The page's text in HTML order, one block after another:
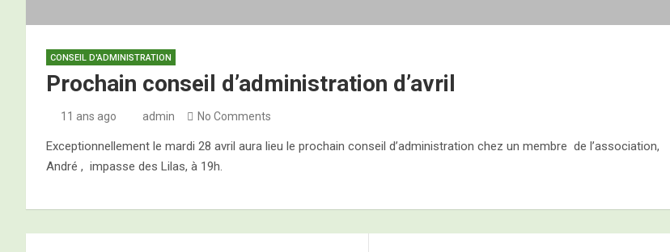
CONSEIL D'ADMINISTRATION
Prochain conseil d’administration d’avril
11 ans ago admin No Comments
Exceptionnellement le mardi 28 avril aura lieu le prochain conseil d’administration chez un membre de l’association,
André , impasse des Lilas, à 19h.